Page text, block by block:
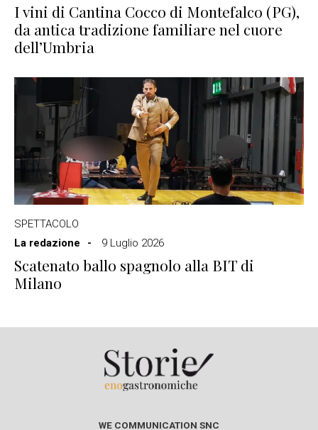
I vini di Cantina Cocco di Montefalco (PG),
da antica tradizione familiare nel cuore
dell’Umbria
SPETTACOLO
La redazione
9 Luglio 2026
Scatenato ballo spagnolo alla BIT di
Milano
WE COMMUNICATION SNC